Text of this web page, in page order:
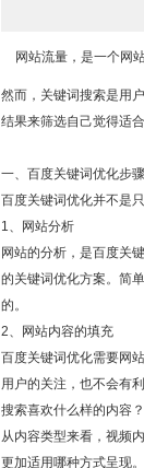
网站流量，是一个网
然而，关键词搜索是用
结果来筛选自己觉得适
一、百度关键词优化步
百度关键词优化并不是
1、网站分析
网站的分析，是百度关
的关键词优化方案。简
的。
2、网站内容的填充
百度关键词优化需要网
用户的关注，也不会有
搜索喜欢什么样的内容？
从内容类型来看，视频
更加适用哪种方式呈现